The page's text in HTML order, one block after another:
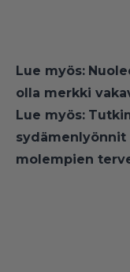
Lue myös:
olla merkki
Lue myös:
sydämenlyönnit
molempien